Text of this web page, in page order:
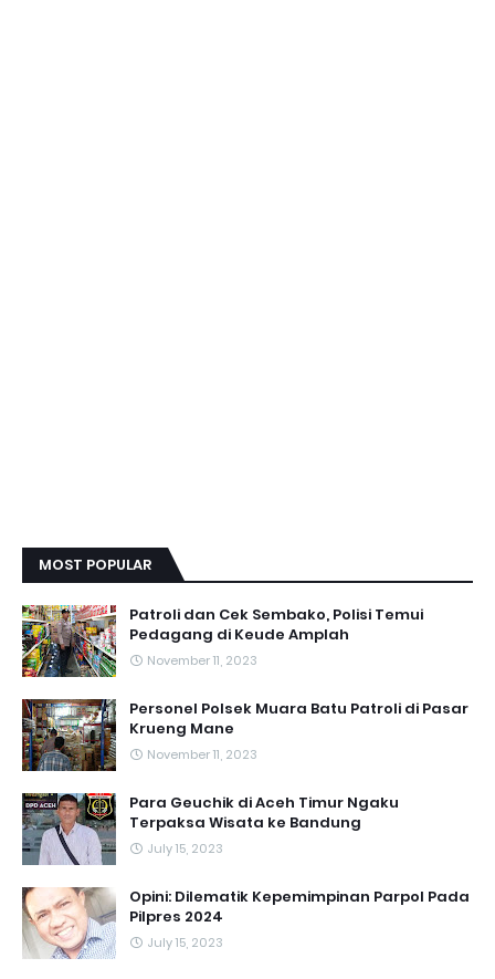
MOST POPULAR
Patroli dan Cek Sembako, Polisi Temui
Pedagang di Keude Amplah
November 11, 2023
Personel Polsek Muara Batu Patroli di Pasar
Krueng Mane
November 11, 2023
Para Geuchik di Aceh Timur Ngaku
Terpaksa Wisata ke Bandung
July 15, 2023
Opini: Dilematik Kepemimpinan Parpol Pada
Pilpres 2024
July 15, 2023